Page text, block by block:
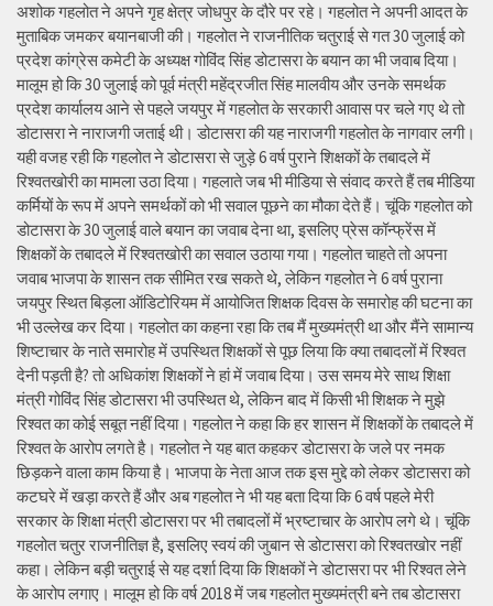
अशोक गहलोत ने अपने गृह क्षेत्र जोधपुर के दौरे पर रहे। गहलोत ने अपनी आदत के
मुताबिक जमकर बयानबाजी की। गहलोत ने राजनीतिक चतुराई से गत 30 जुलाई को
प्रदेश कांग्रेस कमेटी के अध्यक्ष गोविंद सिंह डोटासरा के बयान का भी जवाब दिया।
मालूम हो कि 30 जुलाई को पूर्व मंत्री महेंद्रजीत सिंह मालवीय और उनके समर्थक
प्रदेश कार्यालय आने से पहले जयपुर में गहलोत के सरकारी आवास पर चले गए थे तो
डोटासरा ने नाराजगी जताई थी। डोटासरा की यह नाराजगी गहलोत के नागवार लगी।
यही वजह रही कि गहलोत ने डोटासरा से जुड़े 6 वर्ष पुराने शिक्षकों के तबादले में
रिश्वतखोरी का मामला उठा दिया। गहलाते जब भी मीडिया से संवाद करते हैं तब मीडिया
कर्मियों के रूप में अपने समर्थकों को भी सवाल पूछने का मौका देते हैं। चूंकि गहलोत को
डोटासरा के 30 जुलाई वाले बयान का जवाब देना था, इसलिए प्रेस कॉन्फ्रेंस में
शिक्षकों के तबादले में रिश्वतखोरी का सवाल उठाया गया। गहलोत चाहते तो अपना
जवाब भाजपा के शासन तक सीमित रख सकते थे, लेकिन गहलोत ने 6 वर्ष पुराना
जयपुर स्थित बिड़ला ऑडिटोरियम में आयोजित शिक्षक दिवस के समारोह की घटना का
भी उल्लेख कर दिया। गहलोत का कहना रहा कि तब मैं मुख्यमंत्री था और मैंने सामान्य
शिष्टाचार के नाते समारोह में उपस्थित शिक्षकों से पूछ लिया कि क्या तबादलों में रिश्वत
देनी पड़ती है? तो अधिकांश शिक्षकों ने हां में जवाब दिया। उस समय मेरे साथ शिक्षा
मंत्री गोविंद सिंह डोटासरा भी उपस्थित थे, लेकिन बाद में किसी भी शिक्षक ने मुझे
रिश्वत का कोई सबूत नहीं दिया। गहलोत ने कहा कि हर शासन में शिक्षकों के तबादले में
रिश्वत के आरोप लगते है। गहलोत ने यह बात कहकर डोटासरा के जले पर नमक
छिड़कने वाला काम किया है। भाजपा के नेता आज तक इस मुद्दे को लेकर डोटासरा को
कटघरे में खड़ा करते हैं और अब गहलोत ने भी यह बता दिया कि 6 वर्ष पहले मेरी
सरकार के शिक्षा मंत्री डोटासरा पर भी तबादलों में भ्रष्टाचार के आरोप लगे थे। चूंकि
गहलोत चतुर राजनीतिज्ञ है, इसलिए स्वयं की जुबान से डोटासरा को रिश्वतखोर नहीं
कहा। लेकिन बड़ी चतुराई से यह दर्शा दिया कि शिक्षकों ने डोटासरा पर भी रिश्वत लेने
के आरोप लगाए। मालूम हो कि वर्ष 2018 में जब गहलोत मुख्यमंत्री बने तब डोटासरा